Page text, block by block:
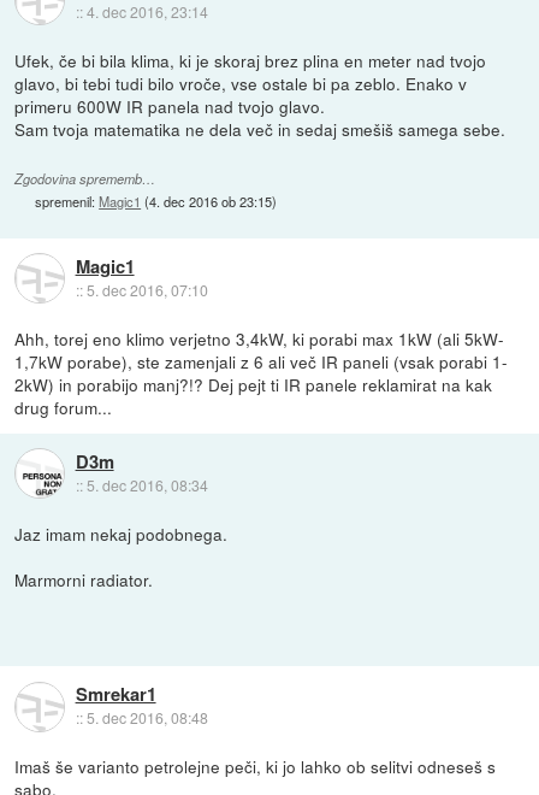
::4. dec 2016, 23:14
Ufek, če bi bila klima, ki je skoraj brez plina en meter nad tvojo
glavo, bi tebi tudi bilo vroče, vse ostale bi pa zeblo. Enako v
primeru 600W IR panela nad tvojo glavo.
Sam tvoja matematika ne dela več in sedaj smešiš samega sebe.
Zgodovina sprememb…
spremenil:Magic1 (4. dec 2016 ob 23:15)
Magic1
::5. dec 2016, 07:10
Ahh, torej eno klimo verjetno 3,4kW, ki porabi max 1kW (ali 5kW-
1,7kW porabe), ste zamenjali z 6 ali več IR paneli (vsak porabi 1-
2kW) in porabijo manj?!? Dej pejt ti IR panele reklamirat na kak
drug forum...
D3m
:: 5. dec 2016, 08:34
Jaz imam nekaj podobnega.
Marmorni radiator.
Smrekar1
::5. dec 2016, 08:48
Imaš še varianto petrolejne peči, ki jo lahko ob selitvi odneseš s
sabo.